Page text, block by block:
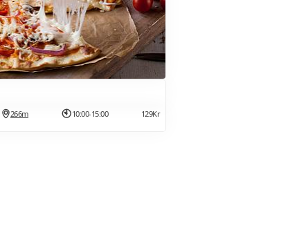
266m 10:00-15:00 129Kr